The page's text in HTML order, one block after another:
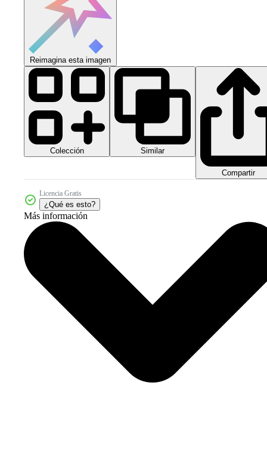
Reimagina esta imagen
Colección Similar
Compartir
Licencia Gratis
¿Qué es esto?
Más información